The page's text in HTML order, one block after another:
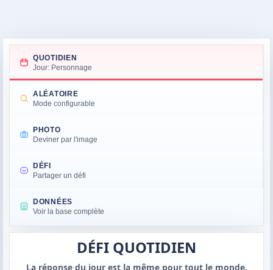
QUOTIDIEN
Jour: Personnage
ALÉATOIRE
Mode configurable
PHOTO
Deviner par l'image
DÉFI
Partager un défi
DONNÉES
Voir la base complète
DÉFI QUOTIDIEN
La réponse du jour est la même pour tout le monde.